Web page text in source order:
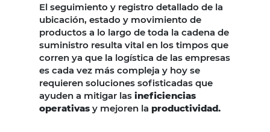
El seguimiento y registro detallado de la
ubicación, estado y movimiento de
productos a lo largo de toda la cadena de
suministro resulta vital en los timpos que
corren ya que la logística de las empresas
es cada vez más compleja y hoy se
requieren soluciones sofisticadas que
ayuden a mitigar las ineficiencias
operativas y mejoren la productividad.